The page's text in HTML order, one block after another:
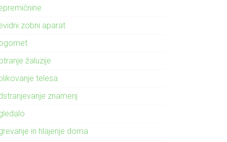
zobni aparat
žaluzije
telesa
znamenj
in hlajenje doma